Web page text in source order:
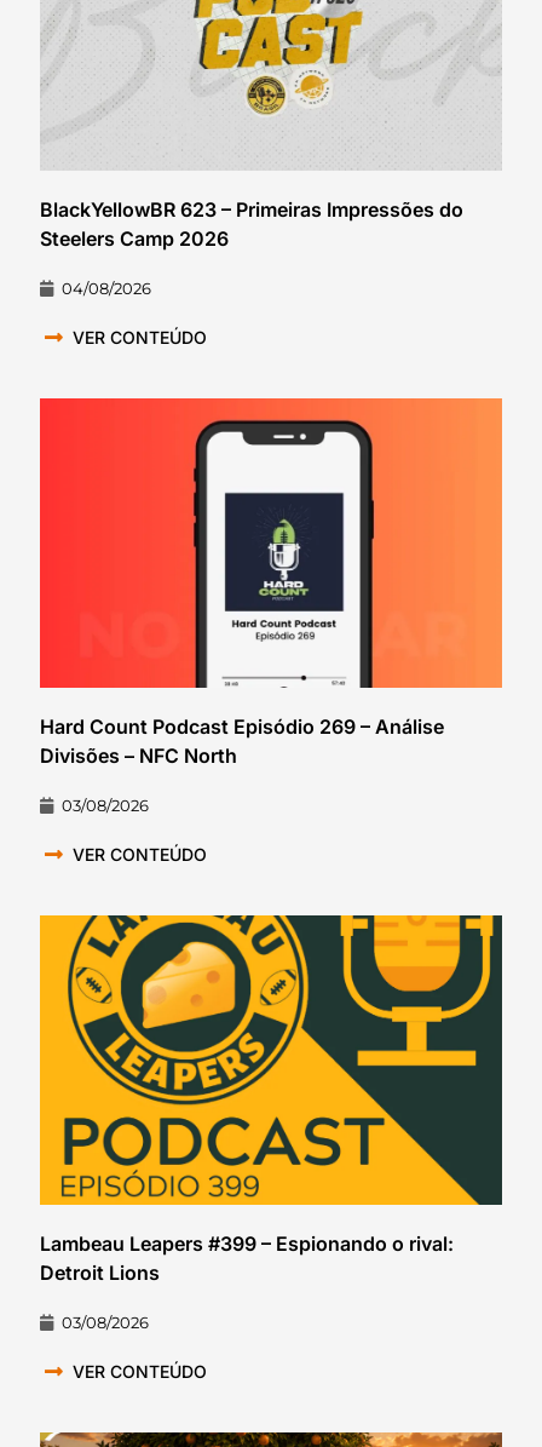
BlackYellowBR 623 – Primeiras Impressões do
Steelers Camp 2026
04/08/2026
VER CONTEÚDO
Hard Count Podcast Episódio 269 – Análise
Divisões – NFC North
03/08/2026
VER CONTEÚDO
Lambeau Leapers #399 – Espionando o rival:
Detroit Lions
03/08/2026
VER CONTEÚDO